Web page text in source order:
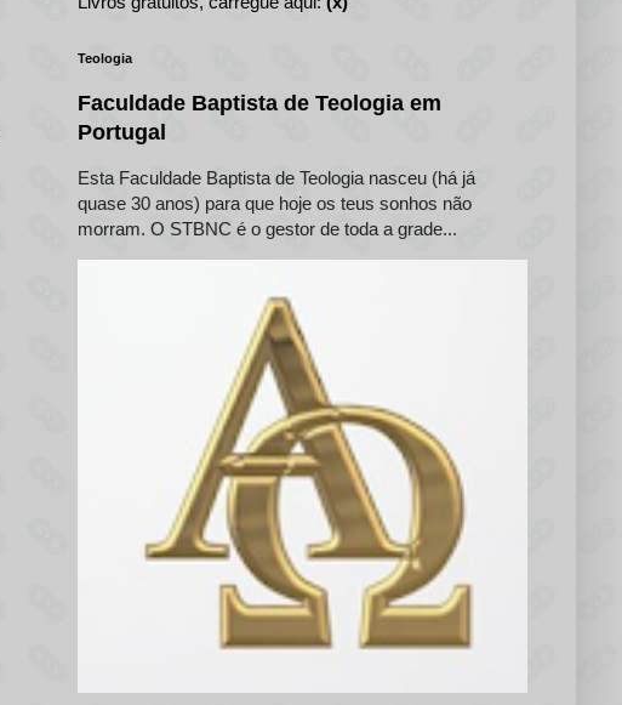
Teologia
Faculdade Baptista de Teologia em
Portugal
Esta Faculdade Baptista de Teologia nasceu (há já
quase 30 anos) para que hoje os teus sonhos não
morram. O STBNC é o gestor de toda a grade...